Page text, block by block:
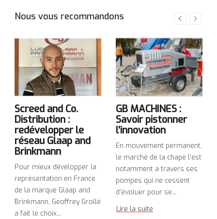
Nous vous recommandons
Screed and Co.
Distribution :
redévelopper le
réseau Glaap and
Brinkmann
Pour mieux développer la
représentation en France
de la marque Glaap and
Brinkmann, Geoffrey Grollé
a fait le choix...
GB MACHINES :
Savoir pistonner
l'innovation
En mouvement permanent,
le marché de la chape l’est
notamment à travers ses
pompes qui ne cessent
d’évoluer pour se...
Lire la suite